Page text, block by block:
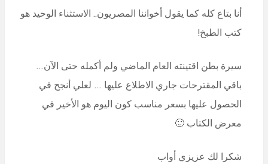
أنا بتاع كله كما يقول أخواننا المصريون.. الاستثناء الوحيد هو
كتب الطبخ!
سيرة بطن اقتينته العام الماضي ولم أكمله حتى الآن…
باقي المقترحات جاري الاطلاع عليها … لعلي أنجح في
الحصول عليها بسعر مناسب كون اليوم هو الأخير في
معرض الكتاب 🙂
شكرا لك عزيزي أواب